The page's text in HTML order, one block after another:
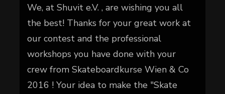
We, at Shuvit e.V. , are wishing you all
the best! Thanks for your great work at
our contest and the professional
workshops you have done with your
crew from Skateboardkurse Wien & Co
2016 ! Your idea to make the "Skate